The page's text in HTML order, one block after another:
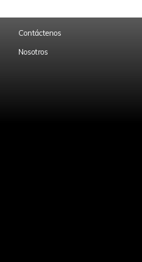
Contáctenos
Nosotros